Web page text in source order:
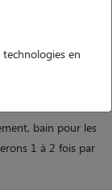
bain pour les
1 à 2 fois par
en